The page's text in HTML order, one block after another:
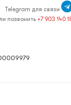
Telegram для связи
позвонить +7 903 140